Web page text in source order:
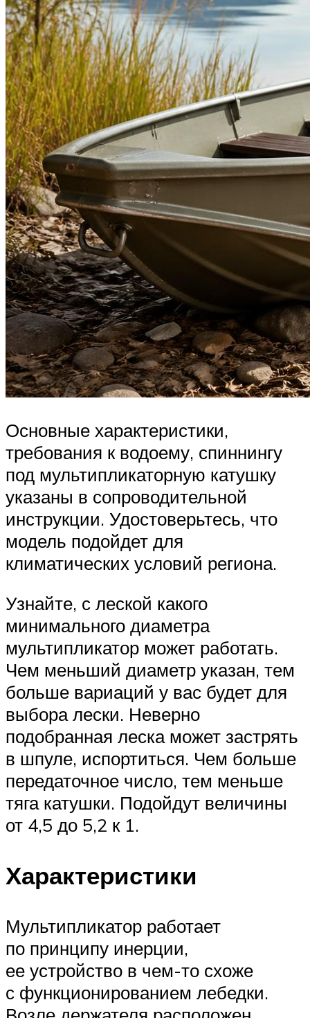
Основные характеристики,
требования к водоему, спиннингу
под мультипликаторную катушку
указаны в сопроводительной
инструкции. Удостоверьтесь, что
модель подойдет для
климатических условий региона.
Узнайте, с леской какого
минимального диаметра
мультипликатор может работать.
Чем меньший диаметр указан, тем
больше вариаций у вас будет для
выбора лески. Неверно
подобранная леска может застрять
в шпуле, испортиться. Чем больше
передаточное число, тем меньше
тяга катушки. Подойдут величины
от 4,5 до 5,2 к 1.
Характеристики
Мультипликатор работает
по принципу инерции,
ее устройство в чем-то схоже
с функционированием лебедки.